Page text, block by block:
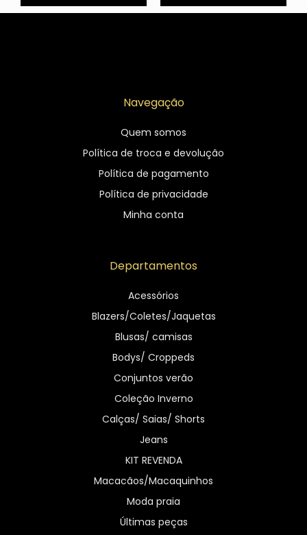
Navegação
Quem somos
Política de troca e devolução
Política de pagamento
Política de privacidade
Minha conta
Departamentos
Acessórios
Blazers/Coletes/Jaquetas
Blusas/ camisas
Bodys/ Croppeds
Conjuntos verão
Coleção Inverno
Calças/ Saias/ Shorts
Jeans
KIT REVENDA
Macacãos/Macaquinhos
Moda praia
Últimas peças